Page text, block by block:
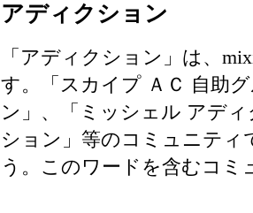
アディクション
「アディクション」は、
す。「スカイプ ＡＣ 自助
ン」、「ミッシェル アデ
ション」等のコミュニティ
う。このワードを含むコミ